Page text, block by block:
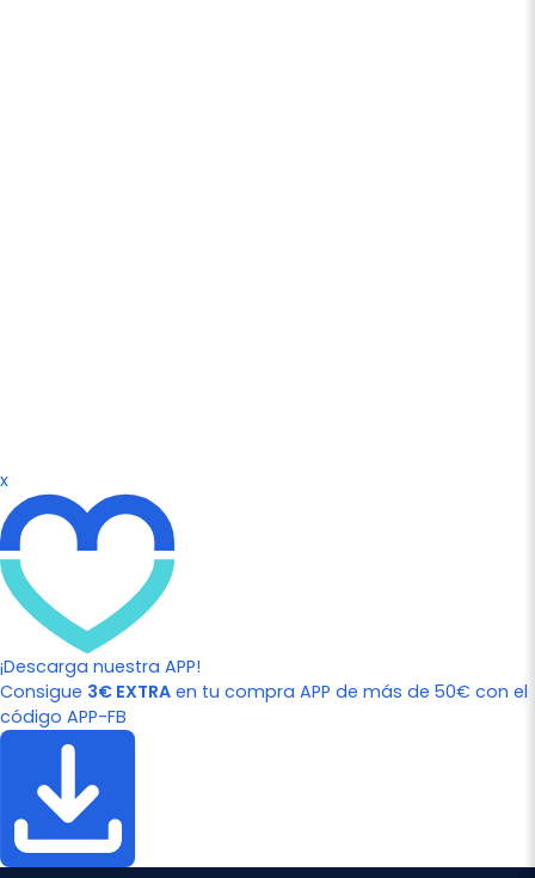
x
¡Descarga nuestra APP!
Consigue 3€ EXTRA en tu compra APP de más de 50€ con el
código APP-FB